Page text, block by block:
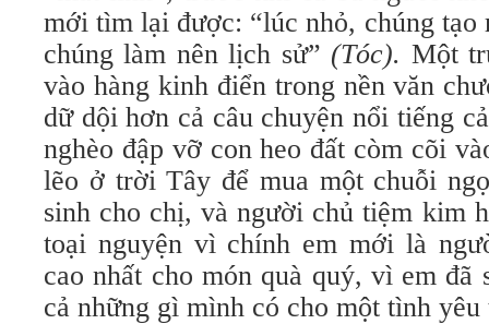
mới tìm lại được: “lúc nhỏ, chúng
chúng làm nên lịch sử” (Tóc). Một
vào hàng kinh điển trong nền văn
dữ dội hơn cả câu chuyện nổi tiếng
nghèo đập vỡ con heo đất còm cõi
lẽo ở trời Tây để mua một chuỗi
sinh cho chị, và người chủ tiệm kim
toại nguyện vì chính em mới là
cao nhất cho món quà quý, vì em đã
cả những gì mình có cho một tình yêu